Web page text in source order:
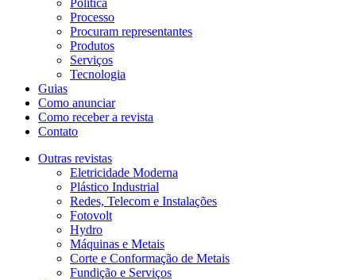
Política
Processo
Procuram representantes
Produtos
Serviços
Tecnologia
Guias
Como anunciar
Como receber a revista
Contato
Outras revistas
Eletricidade Moderna
Plástico Industrial
Redes, Telecom e Instalações
Fotovolt
Hydro
Máquinas e Metais
Corte e Conformação de Metais
Fundição e Serviços